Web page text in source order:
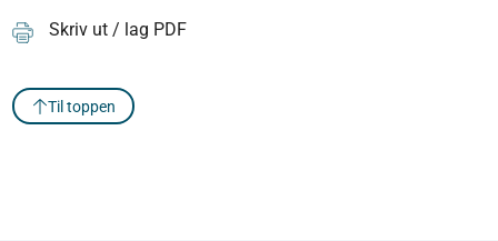
Skriv ut / lag PDF
Til toppen